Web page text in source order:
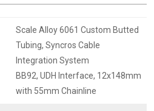
Scale Alloy 6061 Custom Butted
Tubing, Syncros Cable
Integration System
BB92, UDH Interface, 12x148mm
with 55mm Chainline